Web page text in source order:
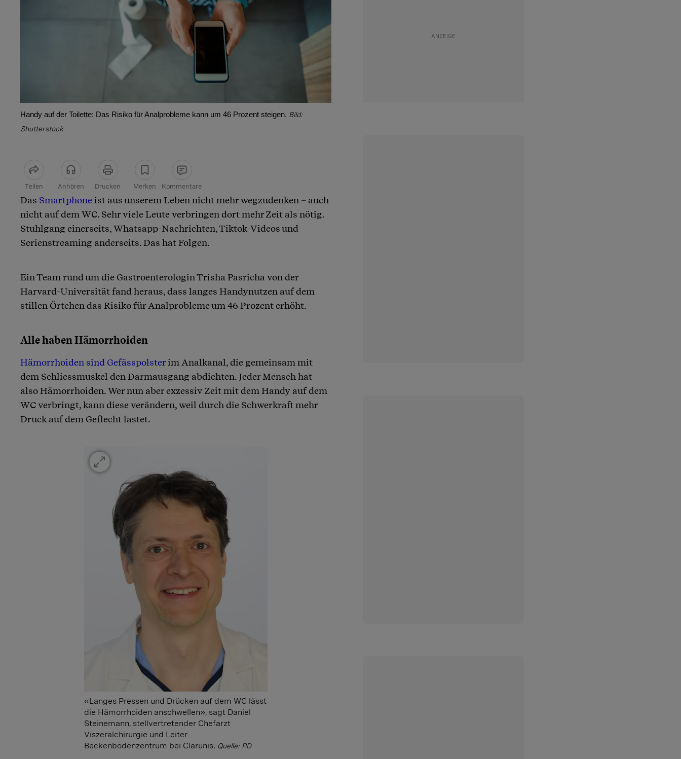
Handy auf der Toilette: Das Risiko für Analprobleme kann um 46 Prozent steigen. Bild:
Shutterstock
Teilen Anhören Drucken Merken Kommentare
Artikel teilen
Das Smartphoneist aus unserem Leben nicht mehr wegzudenken – auch
nicht auf dem WC. Sehr viele Leute verbringen dort mehr Zeit als nötig.
Stuhlgang einerseits, Whatsapp-Nachrichten, Tiktok-Videos und
Serienstreaming anderseits. Das hat Folgen.
Ein Team rund um die Gastroenterologin Trisha Pasricha von der
Harvard-Universität fand heraus, dass langes Handynutzen auf dem
stillen Örtchen das Risiko für Analprobleme um 46 Prozent erhöht.
Alle haben Hämorrhoiden
Hämorrhoiden sind Gefässpolsterim Analkanal, die gemeinsam mit
dem Schliessmuskel den Darmausgang abdichten. Jeder Mensch hat
also Hämorrhoiden. Wer nun aber exzessiv Zeit mit dem Handy auf dem
WC verbringt, kann diese verändern, weil durch die Schwerkraft mehr
Druck auf dem Geflecht lastet.
«Langes Pressen und Drücken auf dem WC lässt
die Hämorrhoiden anschwellen», sagt Daniel
Steinemann, stellvertretender Chefarzt
Viszeralchirurgie und Leiter
Beckenbodenzentrum bei Clarunis. Quelle: PD